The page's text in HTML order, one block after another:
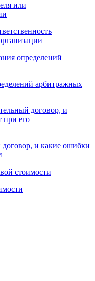
арбитражных
и какие ошибки